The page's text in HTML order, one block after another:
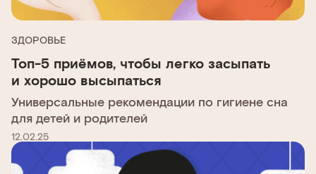
ЗДОРОВЬЕ
Топ-5 приёмов, чтобы легко засыпать
и хорошо высыпаться
Универсальные рекомендации по гигиене сна
для детей и родителей
12.02.25